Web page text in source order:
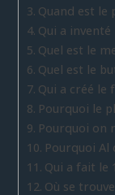
Quand est le
Qui a inventé
Quel est le
Quel est le
Qui a créé le
Pourquoi le
Pourquoi on
Pourquoi Al
Qui a fait le
Où se